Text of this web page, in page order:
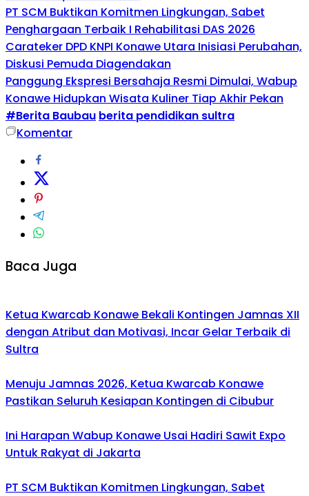
PT SCM Buktikan Komitmen Lingkungan, Sabet
Penghargaan Terbaik I Rehabilitasi DAS 2026
Carateker DPD KNPI Konawe Utara Inisiasi Perubahan,
Diskusi Pemuda Diagendakan
Panggung Ekspresi Bersahaja Resmi Dimulai, Wabup
Konawe Hidupkan Wisata Kuliner Tiap Akhir Pekan
#Berita Baubau berita pendidikan sultra
Komentar
Baca Juga
Ketua Kwarcab Konawe Bekali Kontingen Jamnas XII
dengan Atribut dan Motivasi, Incar Gelar Terbaik di
Sultra
Menuju Jamnas 2026, Ketua Kwarcab Konawe
Pastikan Seluruh Kesiapan Kontingen di Cibubur
Ini Harapan Wabup Konawe Usai Hadiri Sawit Expo
Untuk Rakyat di Jakarta
PT SCM Buktikan Komitmen Lingkungan, Sabet